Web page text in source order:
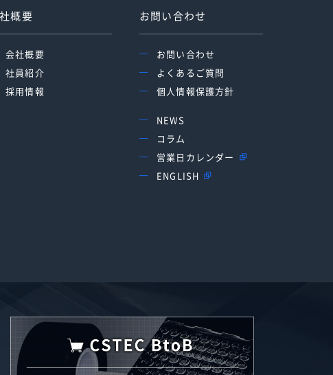
概要
会社概要
社員紹介
採用情報
お問い合わせ
お問い合わせ
よくあるご質問
個人情報保護方針
NEWS
コラム
営業日カレンダー
ENGLISH